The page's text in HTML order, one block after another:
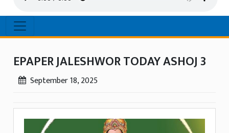
EPAPER JALESHWOR TODAY ASHOJ 3
September 18, 2025